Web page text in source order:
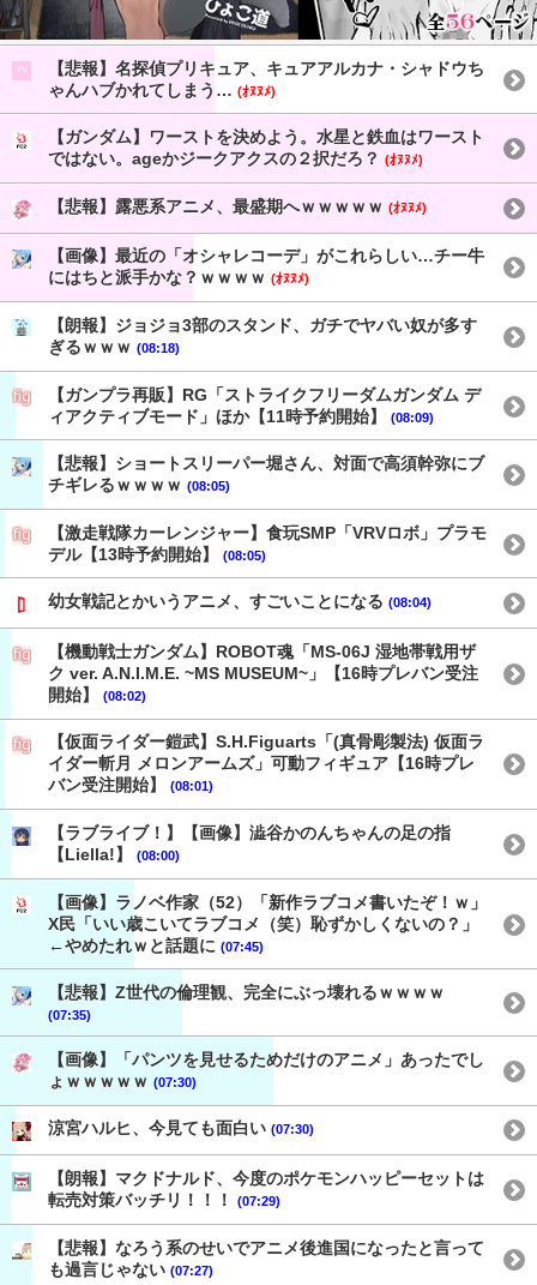
【悲報】名探偵プリキュア、キュアアルカナ・シャドウち
ゃんハブかれてしまう… (ｵﾇﾇﾒ)
【ガンダム】ワーストを決めよう。水星と鉄血はワースト
ではない。ageかジークアクスの２択だろ？ (ｵﾇﾇﾒ)
【悲報】露悪系アニメ、最盛期へｗｗｗｗｗ (ｵﾇﾇﾒ)
【画像】最近の「オシャレコーデ」がこれらしい…チー牛
にはちと派手かな？ｗｗｗｗ (ｵﾇﾇﾒ)
【朗報】ジョジョ3部のスタンド、ガチでヤバい奴が多す
ぎるｗｗｗ (08:18)
【ガンプラ再販】RG「ストライクフリーダムガンダム デ
ィアクティブモード」ほか【11時予約開始】
(08:09)
【悲報】ショートスリーパー堀さん、対面で高須幹弥にブ
チギレるｗｗｗｗ (08:05)
【激走戦隊カーレンジャー】食玩SMP「VRVロボ」プラモ
デル【13時予約開始】
(08:05)
幼女戦記とかいうアニメ、すごいことになる (08:04)
【機動戦士ガンダム】ROBOT魂「MS-06J 湿地帯戦用ザ
ク ver. A.N.I.M.E. ~MS MUSEUM~」【16時プレバン受注
開始】
(08:02)
【仮面ライダー鎧武】S.H.Figuarts「(真骨彫製法) 仮面ラ
イダー斬月 メロンアームズ」可動フィギュア【16時プレ
バン受注開始】
(08:01)
【ラブライブ！】【画像】澁谷かのんちゃんの足の指
【Liella!】
(08:00)
【画像】ラノベ作家（52）「新作ラブコメ書いたぞ！ｗ」
X民「いい歳こいてラブコメ（笑）恥ずかしくないの？」
←やめたれｗと話題に (07:45)
【悲報】Z世代の倫理観、完全にぶっ壊れるｗｗｗｗ
(07:35)
【画像】「パンツを見せるためだけのアニメ」あったでし
ょｗｗｗｗｗ (07:30)
涼宮ハルヒ、今見ても面白い (07:30)
【朗報】マクドナルド、今度のポケモンハッピーセットは
転売対策バッチリ！！！
(07:29)
【悲報】なろう系のせいでアニメ後進国になったと言って
も過言じゃない (07:27)